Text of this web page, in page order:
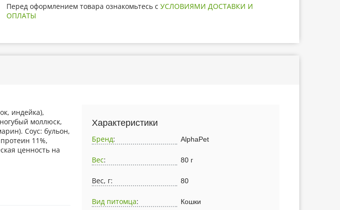
Перед оформлением товара ознакомьтесь с УСЛОВИЯМИ ДОСТАВКИ И
ОПЛАТЫ
индейка),
моллюск,
Соус: бульон,
11%,
ценность на
Характеристики
Бренд: AlphaPet
Вес: 80 г
Вес, г: 80
Вид питомца: Кошки